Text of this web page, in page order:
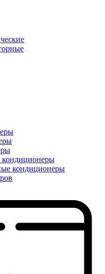
кондиционеры